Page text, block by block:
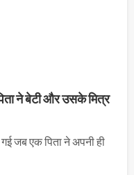
ने बेटी और उसके मित्र
एक पिता ने अपनी ही